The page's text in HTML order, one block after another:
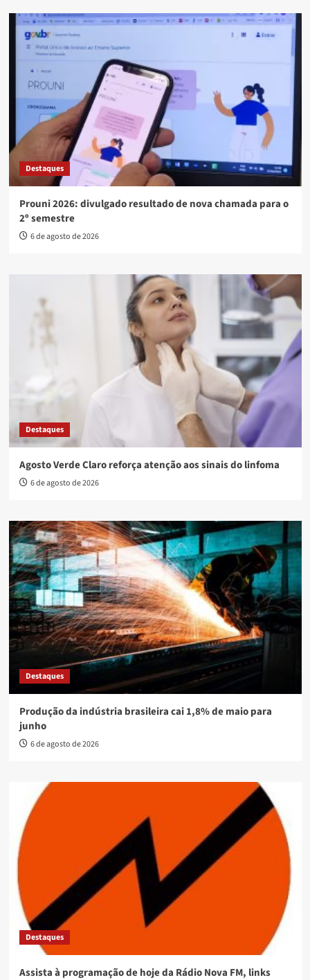
Destaques
Prouni 2026: divulgado resultado de nova chamada para o
2º semestre
6 de agosto de 2026
Destaques
Agosto Verde Claro reforça atenção aos sinais do linfoma
6 de agosto de 2026
Destaques
Produção da indústria brasileira cai 1,8% de maio para
junho
6 de agosto de 2026
Destaques
Assista à programação de hoje da Rádio Nova FM, links